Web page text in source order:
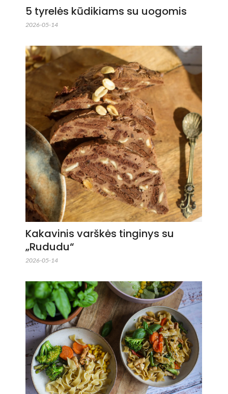
5 tyrelės kūdikiams su uogomis
2026-05-14
Kakavinis varškės tinginys su
„Rududu“
2026-05-14